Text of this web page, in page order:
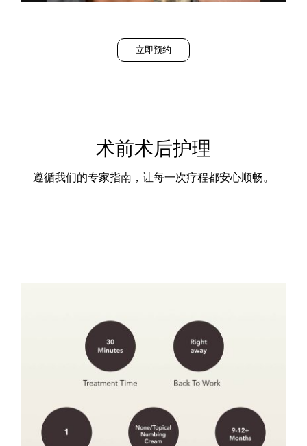
立即预约
术前术后护理
遵循我们的专家指南，让每一次疗程都安心顺畅。